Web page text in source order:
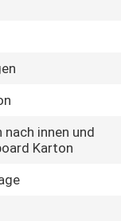
nach innen und
Karton